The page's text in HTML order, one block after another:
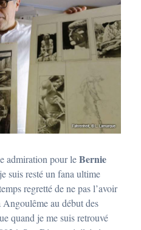
admiration pour leBernie
suis resté un fana ultime
regretté de ne pas l’avoir
Angoulême au début des
quand je me suis retrouvé